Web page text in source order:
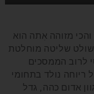
והכי מזוהה אִתה הוא
שליטה מוחלטת
לרוב הממסכים
ריוחה נולד בתחומי
אדום כהה, גדל